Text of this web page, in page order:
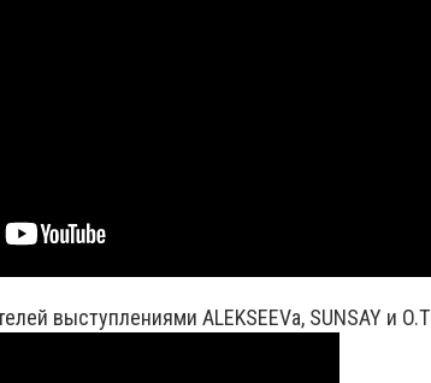
выступлениями АLEKSEEVа, SUNSAY и